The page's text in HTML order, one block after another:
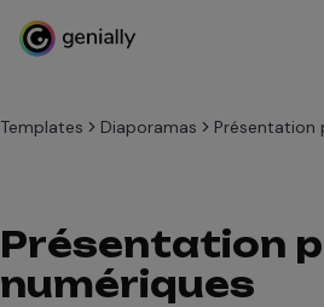
Templates Diaporamas Présentation
Présentation
numériques